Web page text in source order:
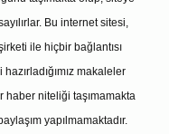
Bu internet sitesi,
ile hiçbir bağlantısı
makaleler
haber niteliği taşımamakta
yapılmamaktadır.